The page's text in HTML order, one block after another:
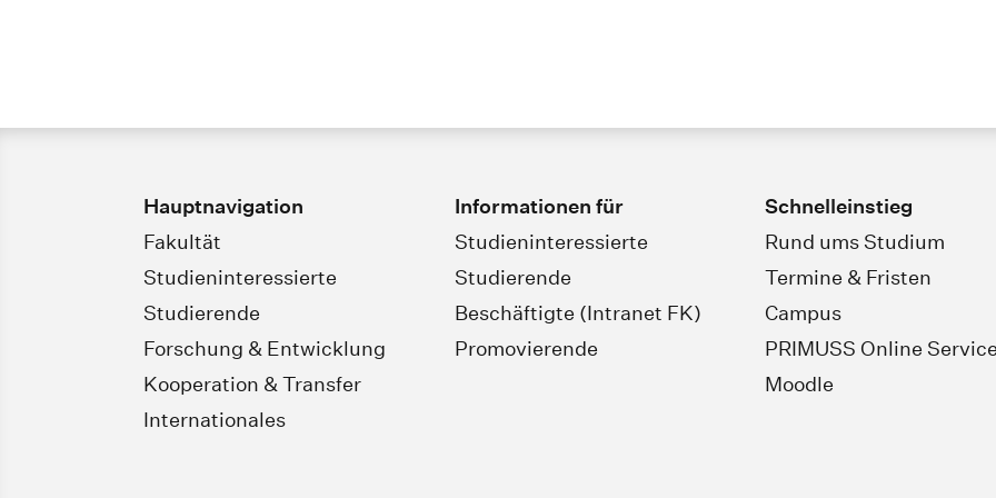
Hauptnavigation
Fakultät
Studieninteressierte
Studierende
Forschung & Entwicklung
Kooperation & Transfer
Internationales
Informationen für
Studieninteressierte
Studierende
Beschäftigte (Intranet FK)
Promovierende
Schnelleinstieg
Rund ums Studium
Termine & Fristen
Campus
PRIMUSS Online
Moodle